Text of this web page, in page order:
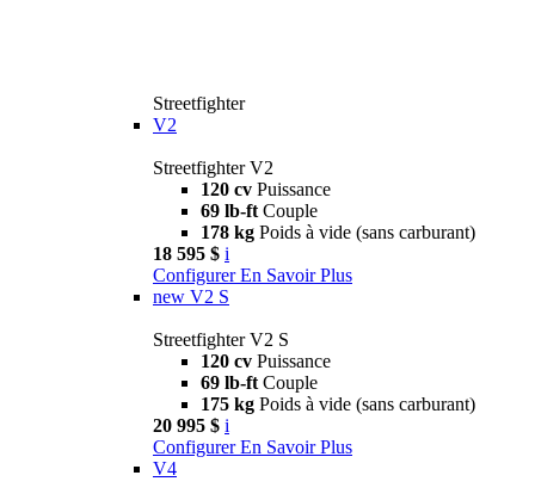
Streetfighter
V2
Streetfighter V2
120 cv Puissance
69 lb-ft Couple
178 kg Poids à vide (sans carburant)
18 595 $ i
Configurer En Savoir Plus
new V2 S
Streetfighter V2 S
120 cv Puissance
69 lb-ft Couple
175 kg Poids à vide (sans carburant)
20 995 $ i
Configurer En Savoir Plus
V4